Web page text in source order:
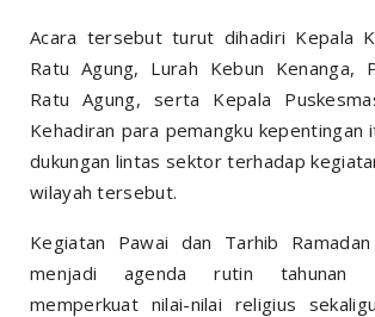
Acara tersebut turut dihadiri Kepala
Ratu Agung, Lurah Kebun Kenanga,
Ratu Agung, serta Kepala
Kehadiran para pemangku kepentingan
dukungan lintas sektor terhadap
wilayah tersebut.
Kegiatan Pawai dan Tarhib
menjadi agenda rutin tahunan
memperkuat nilai-nilai religius